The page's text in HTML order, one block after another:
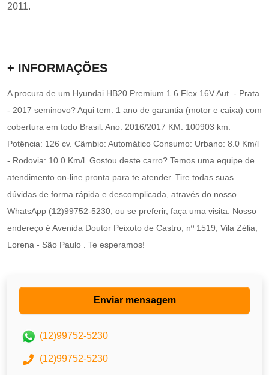
2011.
+ INFORMAÇÕES
A procura de um Hyundai HB20 Premium 1.6 Flex 16V Aut. - Prata
- 2017 seminovo? Aqui tem. 1 ano de garantia (motor e caixa) com
cobertura em todo Brasil. Ano: 2016/2017 KM: 100903 km.
Potência: 126 cv. Câmbio: Automático Consumo: Urbano: 8.0 Km/l
- Rodovia: 10.0 Km/l. Gostou deste carro? Temos uma equipe de
atendimento on-line pronta para te atender. Tire todas suas
dúvidas de forma rápida e descomplicada, através do nosso
WhatsApp (12)99752-5230, ou se preferir, faça uma visita. Nosso
endereço é Avenida Doutor Peixoto de Castro, nº 1519, Vila Zélia,
Lorena - São Paulo . Te esperamos!
Enviar mensagem
(12)99752-5230
(12)99752-5230